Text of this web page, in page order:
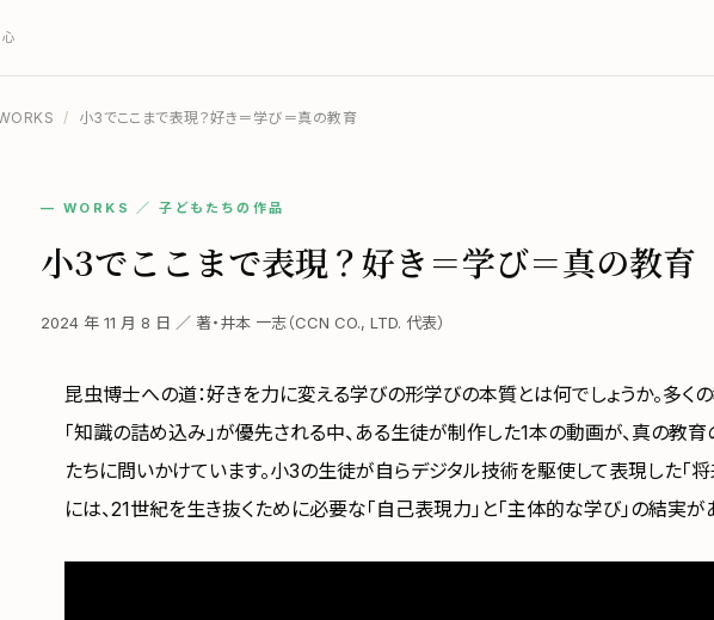
/ 小3でここまで表現？好き＝学び＝真の教育
— WORKS ／ 子どもたちの作品
小3でここまで表現？好き＝学び＝真の教育
2024 年 11 月 8 日 ／ 著・井本 一志（CCN CO., LTD. 代表）
昆虫博士への道：好きを力に変える学びの形学びの本質とは何でしょうか。多く
「知識の詰め込み」が優先される中、ある生徒が制作した1本の動画が、真の教
たちに問いかけています。小3の生徒が自らデジタル技術を駆使して表現した「将
には、21世紀を生き抜くために必要な「自己表現力」と「主体的な学び」の結実が